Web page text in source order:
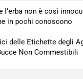
l’erba non è così
in pochi conoscono
delle Etichette degli
Non Commestibili